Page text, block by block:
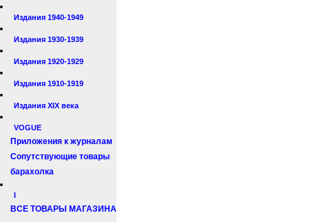
Издания 1940-1949
Издания 1930-1939
Издания 1920-1929
Издания 1910-1919
Издания XIX века
VOGUE
Приложения к журналам
Сопутствующие товары
барахолка
I
ВСЕ ТОВАРЫ МАГАЗИНА